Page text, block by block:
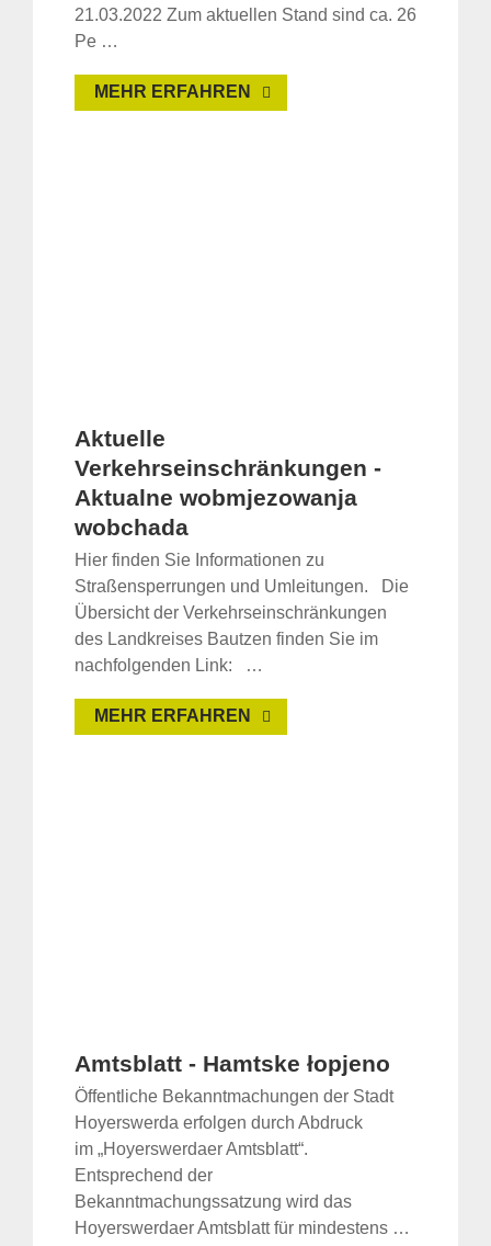
21.03.2022 Zum aktuellen Stand sind ca. 26
Pe …
MEHR ERFAHREN
Aktuelle
Verkehrseinschränkungen -
Aktualne wobmjezowanja
wobchada
Hier finden Sie Informationen zu
Straßensperrungen und Umleitungen. Die
Übersicht der Verkehrseinschränkungen
des Landkreises Bautzen finden Sie im
nachfolgenden Link: …
MEHR ERFAHREN
Amtsblatt - Hamtske łopjeno
Öffentliche Bekanntmachungen der Stadt
Hoyerswerda erfolgen durch Abdruck
im „Hoyerswerdaer Amtsblatt“.
Entsprechend der
Bekanntmachungssatzung wird das
Hoyerswerdaer Amtsblatt für mindestens …